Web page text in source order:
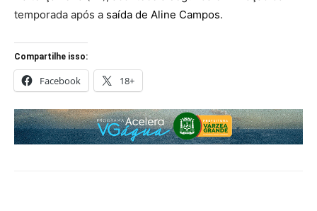
temporada após a saída de Aline Campos.
Compartilhe isso:
Facebook 18+